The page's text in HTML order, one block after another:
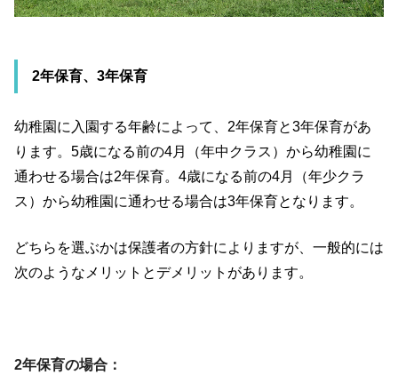
2年保育、3年保育
幼稚園に入園する年齢によって、2年保育と3年保育があ
ります。5歳になる前の4月（年中クラス）から幼稚園に
通わせる場合は2年保育。4歳になる前の4月（年少クラ
ス）から幼稚園に通わせる場合は3年保育となります。
どちらを選ぶかは保護者の方針によりますが、一般的には
次のようなメリットとデメリットがあります。
2年保育の場合：